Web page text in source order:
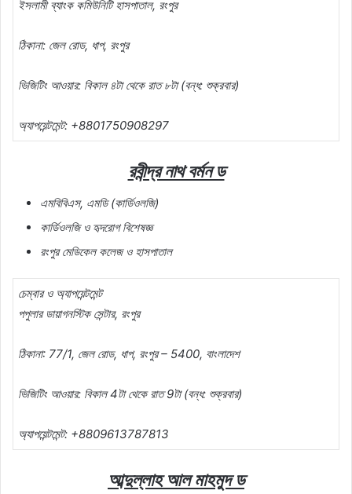
ইসলামী ব্যাংক কমিউনিটি হাসপাতাল, রংপুর
ঠিকানা: জেল রোড, ধাপ, রংপুর
ভিজিটিং আওয়ার: বিকাল ৪টা থেকে রাত ৮টা (বন্ধ: শুক্রবার)
অ্যাপয়েন্টমেন্ট: +8801750908297
রবীন্দ্র নাথ বর্মন ড
এমবিবিএস, এমডি (কার্ডিওলজি)
কার্ডিওলজি ও হৃদরোগ বিশেষজ্ঞ
রংপুর মেডিকেল কলেজ ও হাসপাতাল
চেম্বার ও অ্যাপয়েন্টমেন্ট
পপুলার ডায়াগনস্টিক সেন্টার, রংপুর
ঠিকানা: 77/1, জেল রোড, ধাপ, রংপুর – 5400, বাংলাদেশ
ভিজিটিং আওয়ার: বিকাল 4টা থেকে রাত 9টা (বন্ধ: শুক্রবার)
অ্যাপয়েন্টমেন্ট: +8809613787813
আব্দুল্লাহ আল মাহমুদ ড